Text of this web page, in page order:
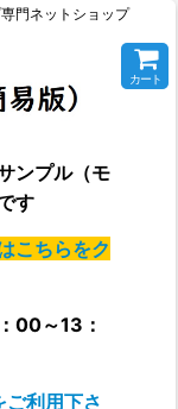
門ネットショップ
ンプル（モ
す
こちらをク
～13：
利用下さ
カート